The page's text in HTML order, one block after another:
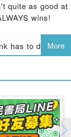
quite as good at
wins!
has to decide
happy, Frank
friendship is
comes with a
scan the QR
More